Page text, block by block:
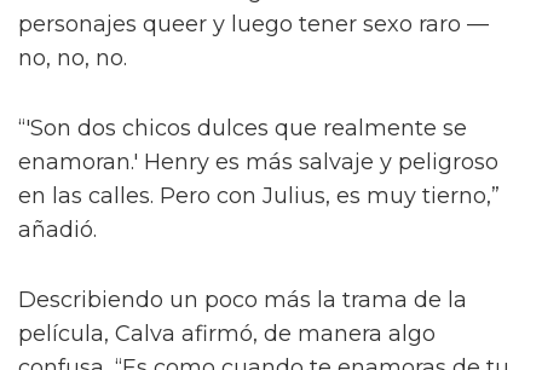
También le contó a la publicación que las
escenas de sexo tratan “sobre amor real”, tal
“Él nos dijo: 'No quiero provocar al público.
Esto se trata de amor real. No quiero una
no, no, no.